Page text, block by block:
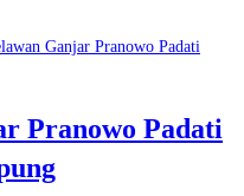
Pranowo Padati